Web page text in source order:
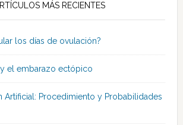
MÁS RECIENTES
los días de ovulación?
el embarazo ectópico
Artificial: Procedimiento y Probabilidades